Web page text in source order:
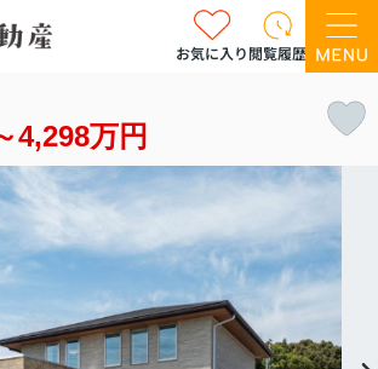
お気に入り閲覧履歴
4,298万円